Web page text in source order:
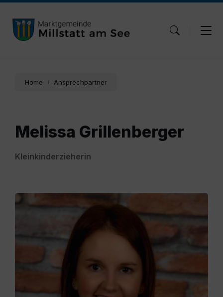
Skip
content
Skip
main
navigation
Skip
footer
Home Ansprechpartner
Melissa Grillenberger
Kleinkinderzieherin